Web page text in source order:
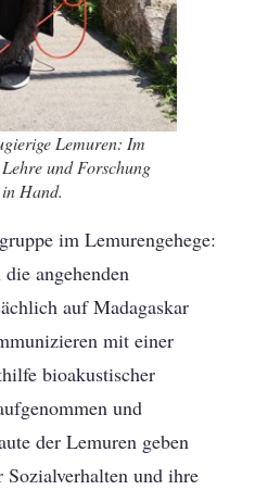
Lemuren: Im
und Forschung
Hand.
im Lemurengehege:
angehenden
auf Madagaskar
mit einer
bioakustischer
und
der Lemuren geben
und ihre